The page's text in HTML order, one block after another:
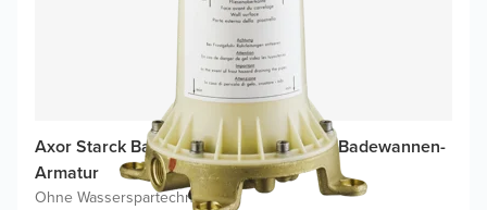
Axor Starck Basis-Set für freistehende Badewannen-
Armatur
Ohne Wasserspartechnologie